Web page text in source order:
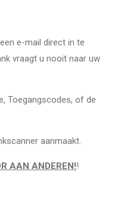
e-mail direct in te
vraagt u nooit naar uw
Toegangscodes, of de
aanmaakt.
AAN ANDEREN!!